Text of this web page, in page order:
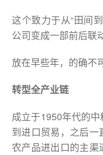
这个致力于从“田间
公司变成一部前后联
放在早些年，的确不
转型全产业链
成立于1950年代的
到进口贸易，之后
农产品进出口的主